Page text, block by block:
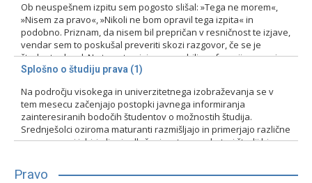
Ob neuspešnem izpitu sem pogosto slišal: »Tega ne morem«,
»Nisem za pravo«, »Nikoli ne bom opravil tega izpita« in
podobno. Priznam, da nisem bil prepričan v resničnost te izjave,
vendar sem to poskušal preveriti skozi razgovor, če se je
študent odzval. Na tovrstne izjave smo bili profesorji pozorni
zlasti pri prvih izpitih, kajti ni bila…
15. 2. 2024 Nerazvrščeno
Splošno o študiju prava (1)
Na področju visokega in univerzitetnega izobraževanja se v
tem mesecu začenjajo postopki javnega informiranja
zainteresiranih bodočih študentov o možnostih študija.
Srednješolci oziroma maturanti razmišljajo in primerjajo različne
programe pri izbiri ali pri odločanju o tem, na kateri študij bi se
Pravo